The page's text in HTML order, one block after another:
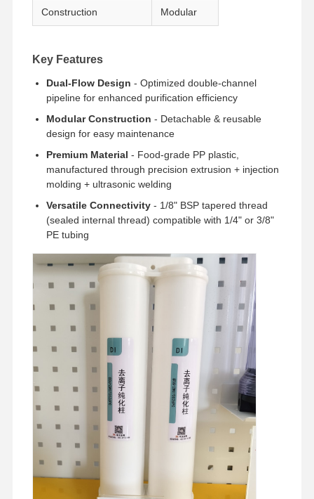
Về Chúng
Tôi
Construction Modular
Key Features
Dual-Flow Design - Optimized double-channel
pipeline for enhanced purification efficiency
Modular Construction - Detachable & reusable
design for easy maintenance
Premium Material - Food-grade PP plastic,
manufactured through precision extrusion + injection
molding + ultrasonic welding
Versatile Connectivity- 1/8" BSP tapered thread
(sealed internal thread) compatible with 1/4" or 3/8"
PE tubing